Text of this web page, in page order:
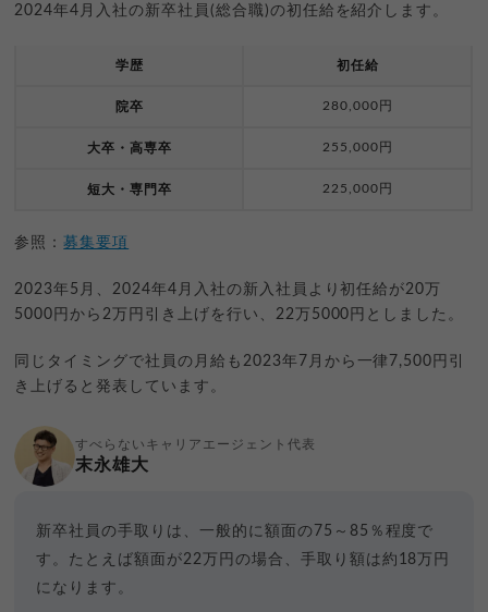
2024年4月入社の新卒社員(総合職)の初任給を紹介します。
学歴 初任給
院卒 280,000円
大卒・高専卒 255,000円
短大・専門卒 225,000円
参照：募集要項
2023年5月、2024年4月入社の新入社員より初任給が20万
5000円から2万円引き上げを行い、22万5000円としました。
同じタイミングで社員の月給も2023年7月から一律7,500円引
き上げると発表しています。
すべらないキャリアエージェント代表
末永雄大
新卒社員の手取りは、一般的に額面の75～85％程度で
す。たとえば額面が22万円の場合、手取り額は約18万円
になります。